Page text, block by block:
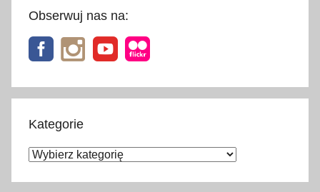
Obserwuj nas na:
Kategorie
Kategorie